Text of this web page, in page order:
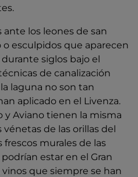
los leones de san
o esculpidos que aparecen
siglos bajo el
de canalización
laguna no son tan
aplicado en el Livenza.
y Aviano tienen la misma
de las orillas del
frescos murales de las
estar en el Gran
vinos que siempre se han